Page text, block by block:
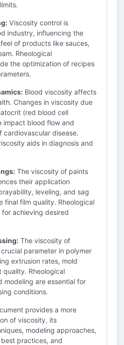
Viscosity control is
industry, influencing the
of products like sauces,
Rheological
the optimization of recipes
Blood viscosity affects
Changes in viscosity due
(red blood cell
impact blood flow and
cardiovascular disease.
aids in diagnosis and
The viscosity of paints
their application
leveling, and sag
final film quality. Rheological
achieving desired
The viscosity of
parameter in polymer
extrusion rates, mold
Rheological
modeling are essential for
conditions.
provides a more
of viscosity, its
modeling approaches,
practices, and